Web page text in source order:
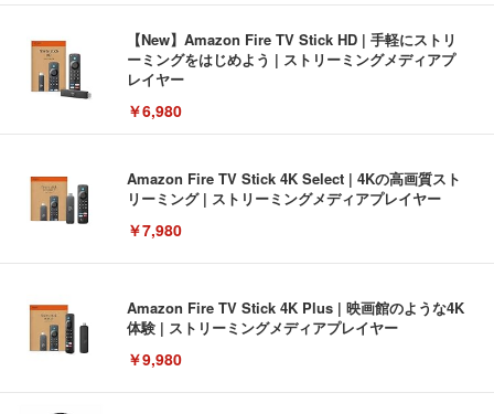
【New】Amazon Fire TV Stick HD | 手軽にストリ
ーミングをはじめよう | ストリーミングメディアプ
レイヤー
￥6,980
Amazon Fire TV Stick 4K Select | 4Kの高画質スト
リーミング | ストリーミングメディアプレイヤー
￥7,980
Amazon Fire TV Stick 4K Plus | 映画館のような4K
体験 | ストリーミングメディアプレイヤー
￥9,980